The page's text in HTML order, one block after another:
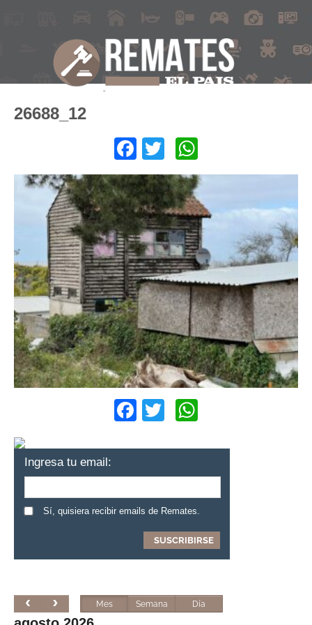
26688_12
Facebook
Twitter
Facebook
Twitter
Ingresa tu email:
Sí, quisiera recibir emails de Remates.
Mes Semana Día